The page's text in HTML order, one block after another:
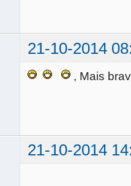
21-10-2014
, Mais
21-10-2014